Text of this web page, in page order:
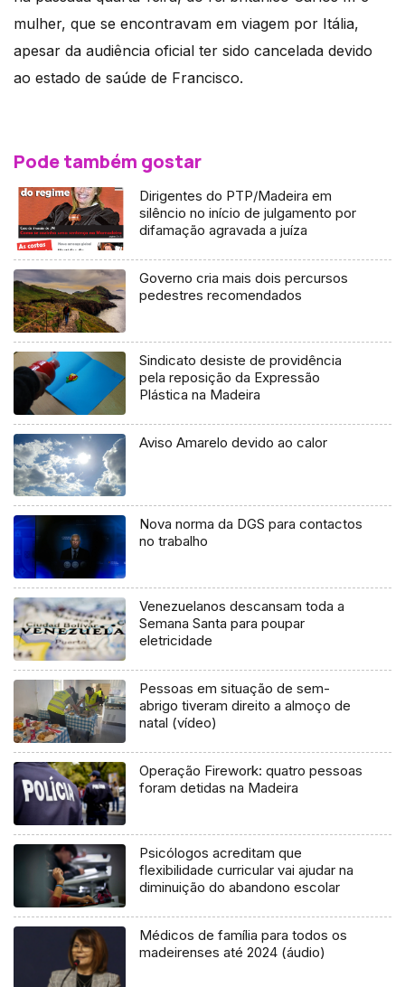
mulher, que se encontravam em viagem por Itália,
apesar da audiência oficial ter sido cancelada devido
ao estado de saúde de Francisco.
Pode também gostar
Dirigentes do PTP/Madeira em
silêncio no início de julgamento por
difamação agravada a juíza
Governo cria mais dois percursos
pedestres recomendados
Sindicato desiste de providência
pela reposição da Expressão
Plástica na Madeira
Aviso Amarelo devido ao calor
Nova norma da DGS para contactos
no trabalho
Venezuelanos descansam toda a
Semana Santa para poupar
eletricidade
Pessoas em situação de sem-
abrigo tiveram direito a almoço de
natal (vídeo)
Operação Firework: quatro pessoas
foram detidas na Madeira
Psicólogos acreditam que
flexibilidade curricular vai ajudar na
diminuição do abandono escolar
Médicos de família para todos os
madeirenses até 2024 (áudio)